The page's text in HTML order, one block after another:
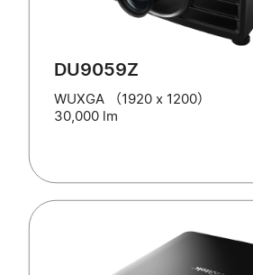
DU9059Z
WUXGA （1920 x 1200）
30,000 lm